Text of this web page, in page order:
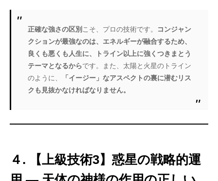
正確な強さの区別 こそ、プロの技術です。
コンジャン
クションが最強なのは、エネルギーが融合するため、
良くも悪くも人生に、トライン以上に強くつきまとう
テーマとなるからです。また、太陽と火星のトライン
のように、
「イージー」なアスペクトの裏に潜むリス
クも見抜かなければなりません。
４. 【上級技術3】惑星の戦略的運